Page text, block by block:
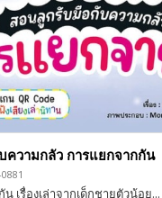
ความกลัว การแยกจากกัน
เรื่องเล่าจากเด็กชายตัวน้อย